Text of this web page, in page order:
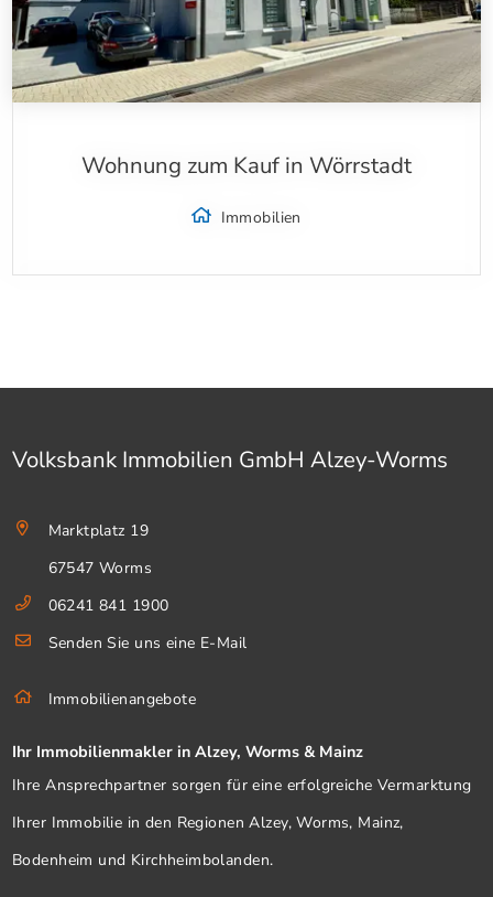
Wohnung zum Kauf in Wörrstadt
Immobilien
Volksbank Immobilien GmbH Alzey-Worms
Marktplatz 19
67547 Worms
06241 841 1900
Senden Sie uns eine E-Mail
Immobilienangebote
Ihr Immobilienmakler in Alzey, Worms & Mainz
Ihre Ansprechpartner sorgen für eine erfolgreiche Vermarktung
Ihrer Immobilie in den Regionen Alzey, Worms, Mainz,
Bodenheim und Kirchheimbolanden.